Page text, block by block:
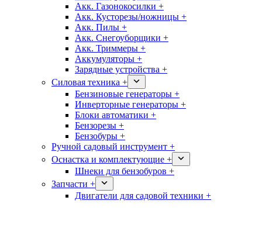
Акк. Газонокосилки +
Акк. Кусторезы/ножницы +
Акк. Пилы +
Акк. Снегоуборщики +
Акк. Триммеры +
Аккумуляторы +
Зарядные устройства +
Силовая техника +
Бензиновые генераторы +
Инверторные генераторы +
Блоки автоматики +
Бензорезы +
Бензобуры +
Ручной садовый инструмент +
Оснастка и комплектующие +
Шнеки для бензобуров +
Запчасти +
Двигатели для садовой техники +